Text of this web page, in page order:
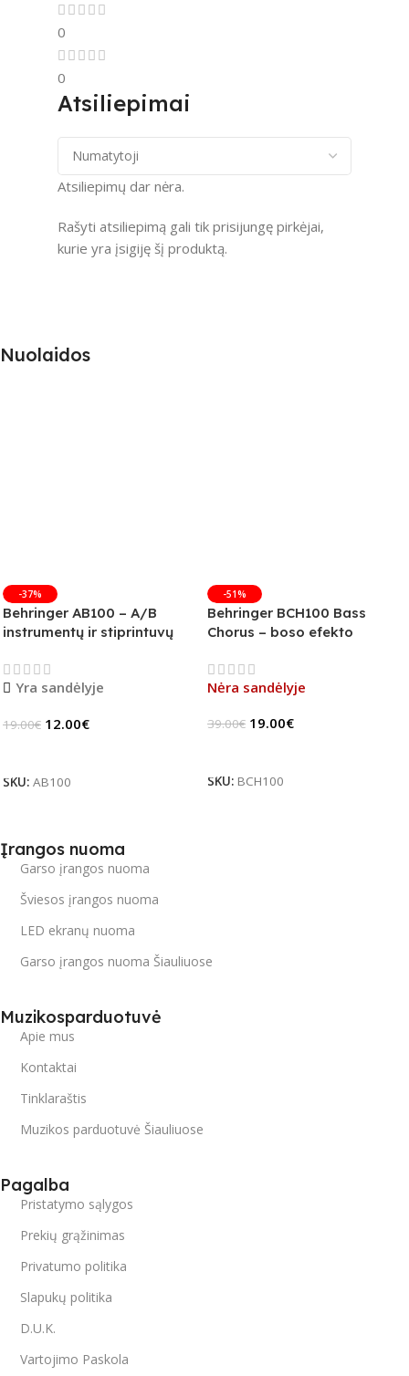
0
0
Atsiliepimai
Atsiliepimų dar nėra.
Rašyti atsiliepimą gali tik prisijungę pirkėjai,
kurie yra įsigiję šį produktą.
Nuolaidos
-37%
Behringer AB100 – A/B
instrumentų ir stiprintuvų
Yra sandėlyje
19.00€ 12.00€
SKU: AB100
-51%
Behringer BCH100 Bass
Chorus – boso efekto
Nėra sandėlyje
39.00€ 19.00€
SKU: BCH100
Įrangos nuoma
Garso įrangos nuoma
Šviesos įrangos nuoma
LED ekranų nuoma
Garso įrangos nuoma Šiauliuose
Muzikosparduotuvė
Apie mus
Kontaktai
Tinklaraštis
Muzikos parduotuvė Šiauliuose
Pagalba
Pristatymo sąlygos
Prekių grąžinimas
Privatumo politika
Slapukų politika
D.U.K.
Vartojimo Paskola